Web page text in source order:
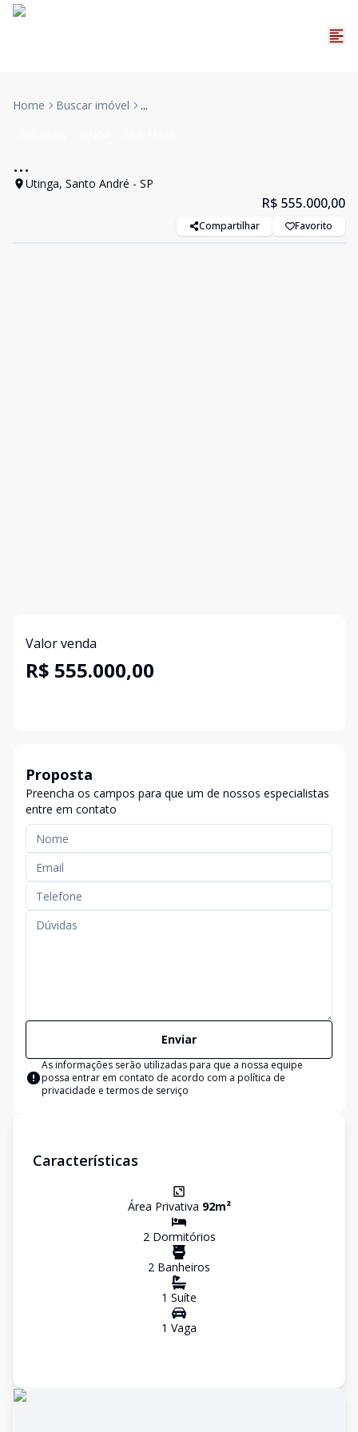
Home Buscar imóvel ...
...
Utinga, Santo André - SP
R$ 555.000,00
Compartilhar Favorito
Valor venda
R$ 555.000,00
Proposta
Preencha os campos para que um de nossos especialistas
entre em contato
Enviar
As informações serão utilizadas para que a nossa equipe
possa entrar em contato de acordo com a política de
privacidade e termos de serviço
Características
Área Privativa 92m²
2Dormitórios
2 Banheiros
1 Suíte
1 Vaga